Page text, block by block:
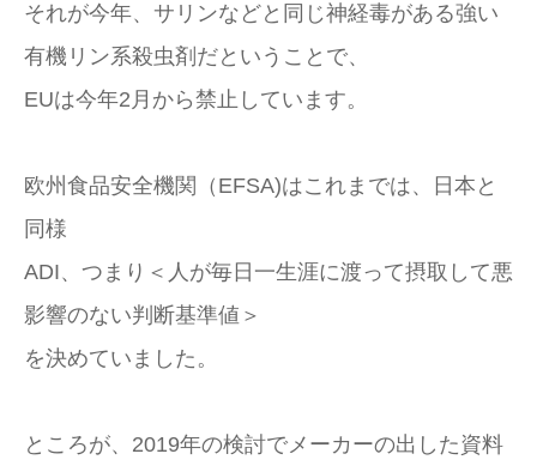
それが今年、サリンなどと同じ神経毒がある強い
有機リン系殺虫剤だということで、
EUは今年2月から禁止しています。
欧州食品安全機関（EFSA)はこれまでは、日本と
同様
ADI、つまり＜人が毎日一生涯に渡って摂取して悪
影響のない判断基準値＞
を決めていました。
ところが、2019年の検討でメーカーの出した資料